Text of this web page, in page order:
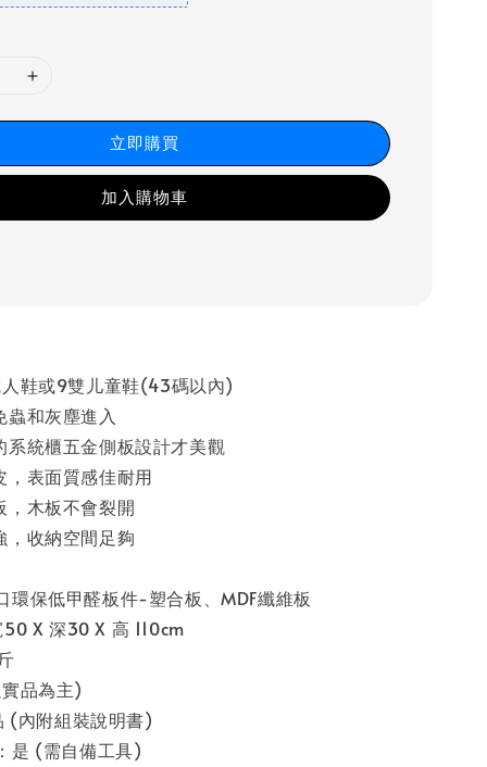
立即購買
加入購物車
鞋或9雙儿童鞋(43碼以內)
和灰塵進入
統櫃五金側板設計才美觀
表面質感佳耐用
木板不會裂開
收納空間足夠
保低甲醛板件-塑合板、MDF纖維板
X 深30 X 高 110cm
品為主)
(內附組裝說明書)
是 (需自備工具)